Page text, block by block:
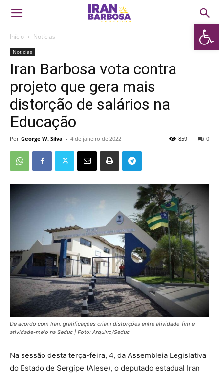
Abrir
Início Notícias
Notícias
Iran Barbosa vota contra
projeto que gera mais
distorção de salários na
Educação
Por George W. Silva - 4 de janeiro de 2022 0
859
De acordo com Iran, gratificações criam distorções entre atividade-fim e
atividade-meio na Seduc | Foto: Arquivo/Seduc
Na sessão desta terça-feira, 4, da Assembleia Legislativa
do Estado de Sergipe (Alese), o deputado estadual Iran